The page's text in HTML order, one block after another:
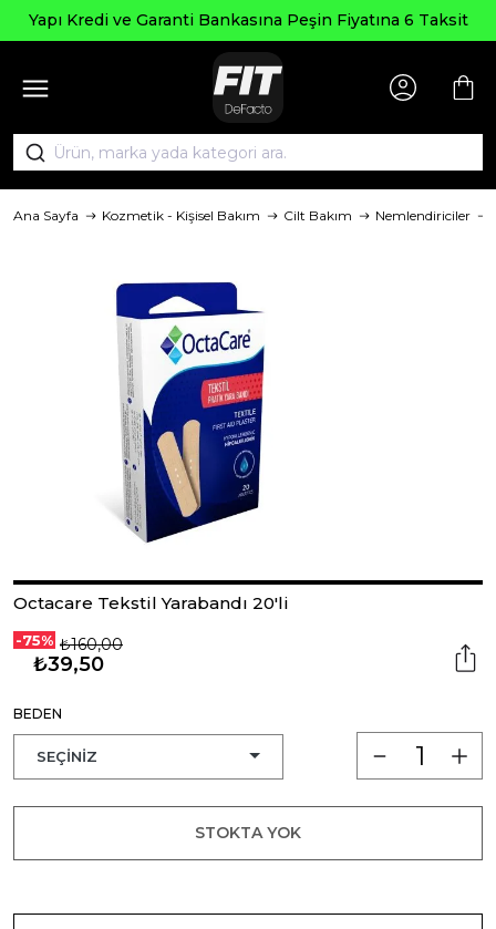
Kredi ve Garanti Bankasına Peşin Fiyatına 6 Taksit
Ana Sayfa Kozmetik - Kişisel Bakım Cilt Bakım Nemlendiriciler
Octacare Tekstil Yarabandı 20'li
-75% ₺160,00
₺39,50
BEDEN
STOKTA YOK